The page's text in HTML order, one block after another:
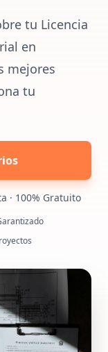
tu Licencia
en
mejores
tu
· 100% Gratuito